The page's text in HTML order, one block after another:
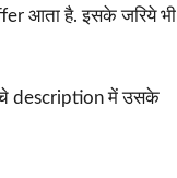
आता है. इसके जरिये भी
description में उसके